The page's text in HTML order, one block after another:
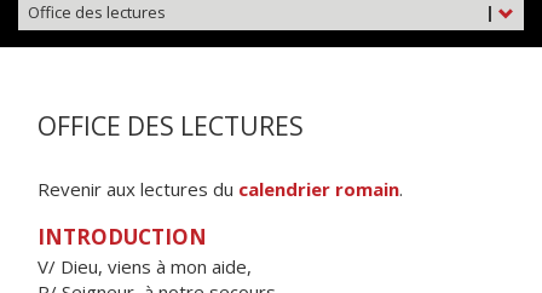
|
Office des lectures
OFFICE DES LECTURES
Revenir aux lectures du calendrier romain.
INTRODUCTION
V/ Dieu, viens à mon aide,